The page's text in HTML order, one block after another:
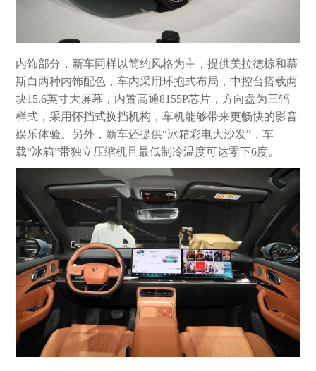
内饰部分，新车同样以简约风格为主，提供美拉德棕和慕
斯白两种内饰配色，车内采用环抱式布局，中控台搭载两
块15.6英寸大屏幕，内置高通8155P芯片，方向盘为三辐
样式，采用怀挡式换挡机构，车机能够带来更畅快的影音
娱乐体验。另外，新车还提供“冰箱彩电大沙发”，车
载“冰箱”带独立压缩机且最低制冷温度可达零下6度。